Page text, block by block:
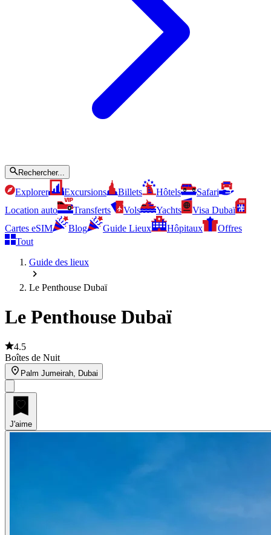
Rechercher...
Explorer Excursions Billets Hôtels
Safari
Location auto
Transferts Vols Yachts
Visa Dubaï
Cartes eSIM
Blog Guide Lieux Hôpitaux
Offres
Tout
Guide des lieux
Le Penthouse Dubaï
Le Penthouse Dubaï
4.5
Boîtes de Nuit
Palm Jumeirah, Dubai
J'aime